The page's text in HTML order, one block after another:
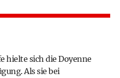
hielte sich die Doyenne
Als sie bei